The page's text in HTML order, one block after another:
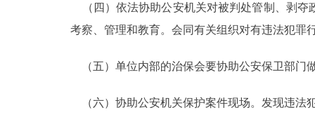
（四）依法协助公安机关对被判处管制、剥夺
考察、管理和教育。会同有关组织对有违法犯罪
（五）单位内部的治保会要协助公安保卫部门
（六）协助公安机关保护案件现场。发现违法